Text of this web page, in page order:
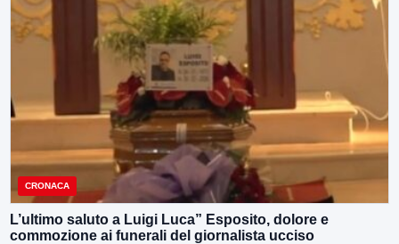
CRONACA
L’ultimo saluto a Luigi Luca” Esposito, dolore e
commozione ai funerali del giornalista ucciso